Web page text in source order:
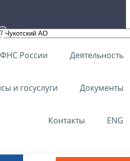
России Деятельность
и госуслуги Документы
Контакты ENG